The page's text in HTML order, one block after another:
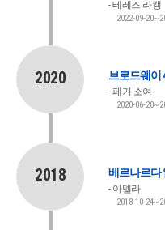
테레즈 라캥
2022-09-
2020 브로드웨이
페기 소여
2020-06-
2018 베르나르다
아델라
2018-10-